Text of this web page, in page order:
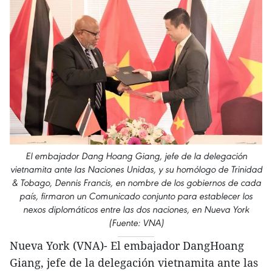
El embajador Dang Hoang Giang, jefe de la delegación
vietnamita ante las Naciones Unidas, y su homólogo de Trinidad
& Tobago, Dennis Francis, en nombre de los gobiernos de cada
país, firmaron un Comunicado conjunto para establecer los
nexos diplomáticos entre las dos naciones, en Nueva York
(Fuente: VNA)
Nueva York (VNA)- El embajador DangHoang
Giang, jefe de la delegación vietnamita ante las